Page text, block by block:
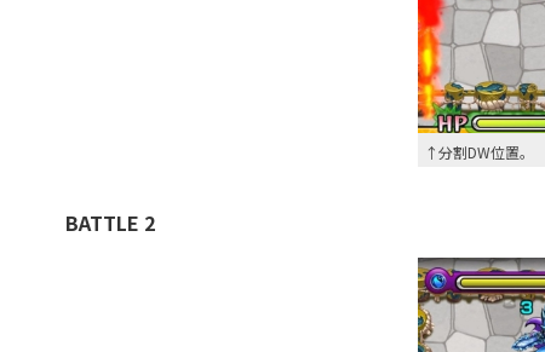
↑分割DW位置。
BATTLE 2